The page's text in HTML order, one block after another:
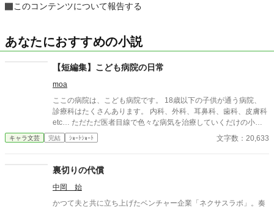
このコンテンツについて報告する
あなたにおすすめの小説
【短編集】こども病院の日常
moa
ここの病院は、こども病院です。 18歳以下の子供が通う病院、
診療科はたくさんあります。 内科、外科、耳鼻科、歯科、皮膚科
etc… ただただ医者目線で色々な病気を治療していくだけの小説
です。 恋愛要素などは一切ありません。 密着病院24時！的な感
じです。 人物像などは表記していない為、読者様のご想像にお任
ください。 歯科以外の医療知識はそこまで詳しくないのですみま
せんがご了承ください。
キャラ文芸 完結 ｼｮｰﾄｼｮｰﾄ 文字数：20,633
裏切りの代償
中岡 始
かつて夫と共に立ち上げたベンチャー企業「ネクサスラボ」。奏